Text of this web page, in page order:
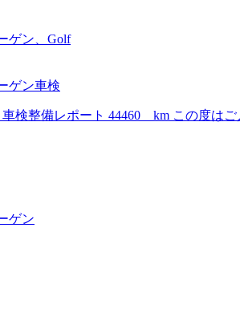
ゲン、Golf
ゲン車検
備レポート 44460 km この度はご
ゲン